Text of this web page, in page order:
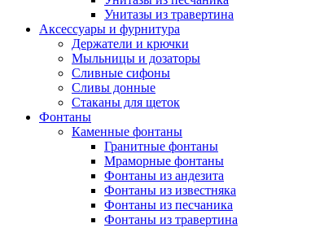
Унитазы из травертина
Аксессуары и фурнитура
Держатели и крючки
Мыльницы и дозаторы
Сливные сифоны
Сливы донные
Стаканы для щеток
Фонтаны
Каменные фонтаны
Гранитные фонтаны
Мраморные фонтаны
Фонтаны из андезита
Фонтаны из известняка
Фонтаны из песчаника
Фонтаны из травертина